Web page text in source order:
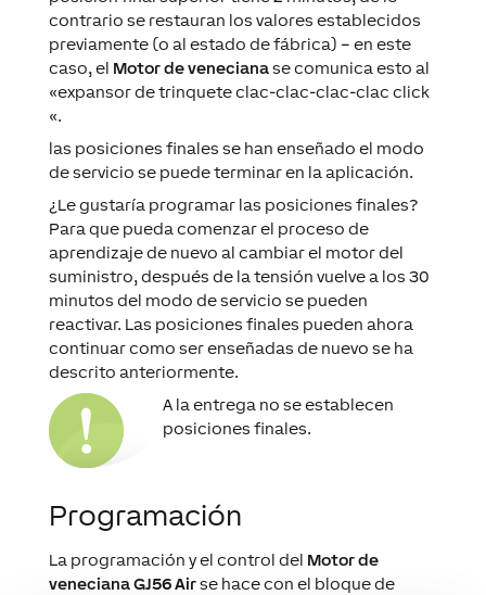
contrario se restauran los valores establecidos
previamente (o al estado de fábrica) – en este
caso, el Motor de venecianase comunica esto al
«expansor de trinquete clac-clac-clac-clac click
«.
las posiciones finales se han enseñado el modo
de servicio se puede terminar en la aplicación.
¿Le gustaría programar las posiciones finales?
Para que pueda comenzar el proceso de
aprendizaje de nuevo al cambiar el motor del
suministro, después de la tensión vuelve a los 30
minutos del modo de servicio se pueden
reactivar. Las posiciones finales pueden ahora
continuar como ser enseñadas de nuevo se ha
descrito anteriormente.
A la entrega no se establecen
posiciones finales.
Programación
La programación y el control del Motor de
veneciana GJ56 Airse hace con el bloque de